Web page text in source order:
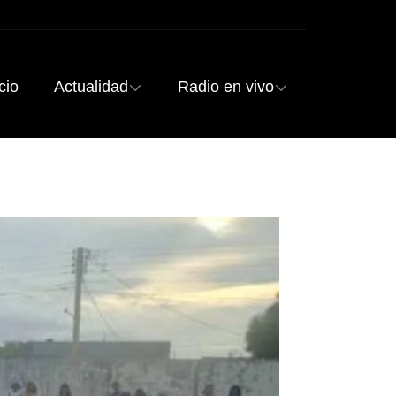
Actualidad Radio en vivo